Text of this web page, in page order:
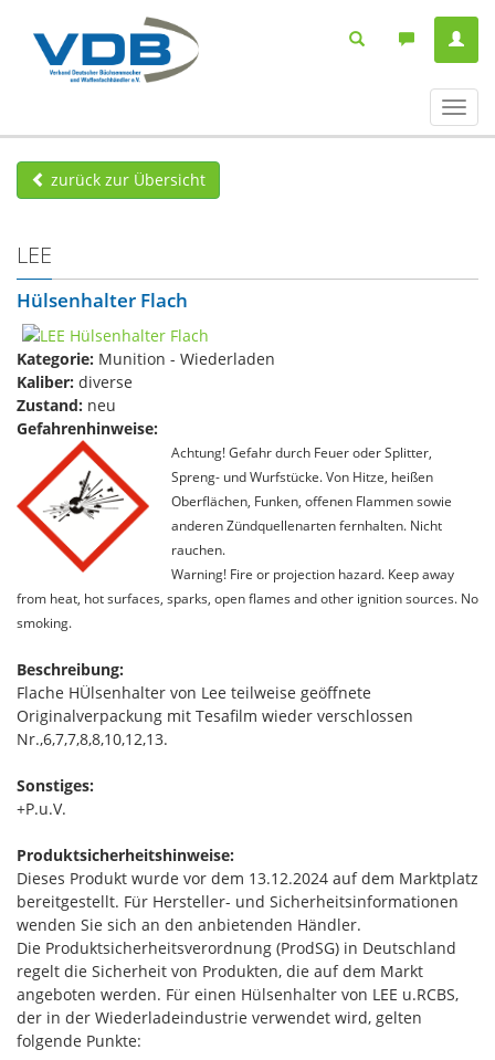
ein-/
zurück zur Übersicht
LEE
Hülsenhalter Flach
Kategorie: Munition - Wiederladen
Kaliber: diverse
Zustand: neu
Gefahrenhinweise:
Achtung! Gefahr durch Feuer oder Splitter,
Spreng- und Wurfstücke. Von Hitze, heißen
Oberflächen, Funken, offenen Flammen sowie
anderen Zündquellenarten fernhalten. Nicht
rauchen.
Warning! Fire or projection hazard. Keep away
from heat, hot surfaces, sparks, open flames and other ignition sources. No
smoking.
Beschreibung:
Flache HÜlsenhalter von Lee teilweise geöffnete
Originalverpackung mit Tesafilm wieder verschlossen
Nr.,6,7,7,8,8,10,12,13.
Sonstiges:
+P.u.V.
Produktsicherheitshinweise:
Dieses Produkt wurde vor dem 13.12.2024 auf dem Marktplatz
bereitgestellt. Für Hersteller- und Sicherheitsinformationen
wenden Sie sich an den anbietenden Händler.
Die Produktsicherheitsverordnung (ProdSG) in Deutschland
regelt die Sicherheit von Produkten, die auf dem Markt
angeboten werden. Für einen Hülsenhalter von LEE u.RCBS,
der in der Wiederladeindustrie verwendet wird, gelten
folgende Punkte: